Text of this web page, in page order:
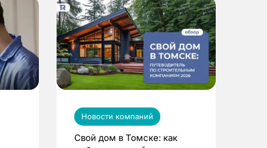
Новости компаний
Свой дом в Томске: как